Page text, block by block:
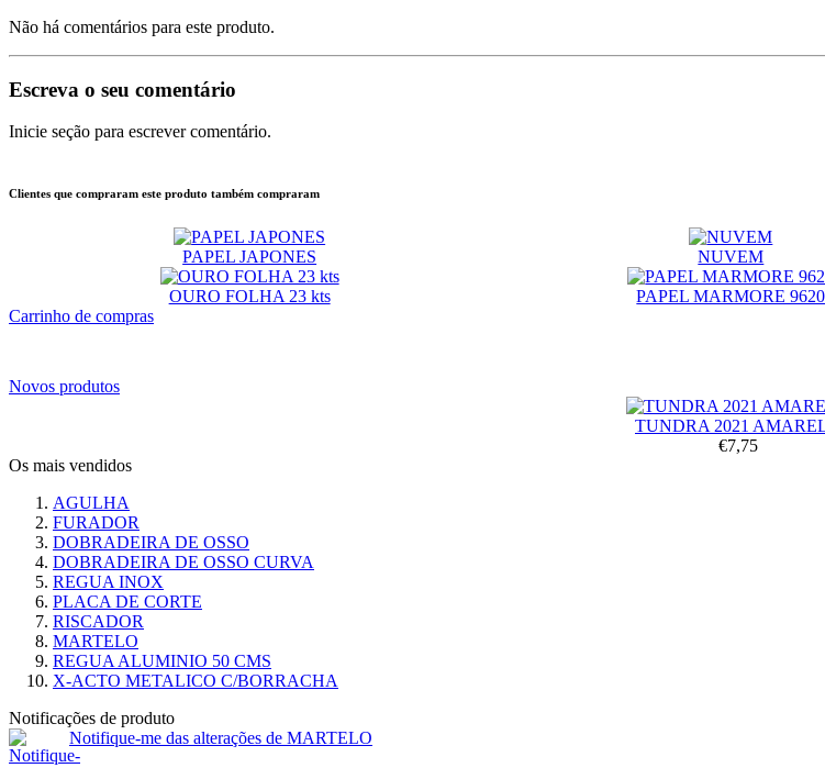
Não há comentários para este produto.
Escreva o seu comentário
Inicie seção para escrever comentário.
Clientes que compraram este produto também compraram
PAPEL JAPONES NUVEM
OURO FOLHA 23 kts PAPEL MARMORE 9620
Carrinho de compras
Novos produtos
TUNDRA 2021
€7,75
Os mais vendidos
AGULHA
FURADOR
DOBRADEIRA DE OSSO
DOBRADEIRA DE OSSO CURVA
REGUA INOX
PLACA DE CORTE
RISCADOR
MARTELO
REGUA ALUMINIO 50 CMS
X-ACTO METALICO C/BORRACHA
Notificações de produto
Notifique-me das alterações de MARTELO